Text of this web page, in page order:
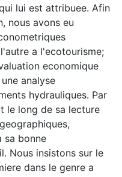
lui est attribuee. Afin
nous avons eu
a l'ecotourisme;
economique
analyse
hydrauliques. Par
le long de sa lecture
sa bonne
Nous insistons sur le
dans le genre a